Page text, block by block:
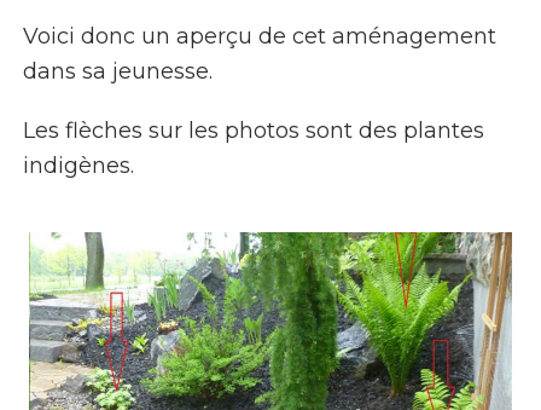
Voici donc un aperçu de cet aménagement
dans sa jeunesse.
Les flèches sur les photos sont des plantes
indigènes.